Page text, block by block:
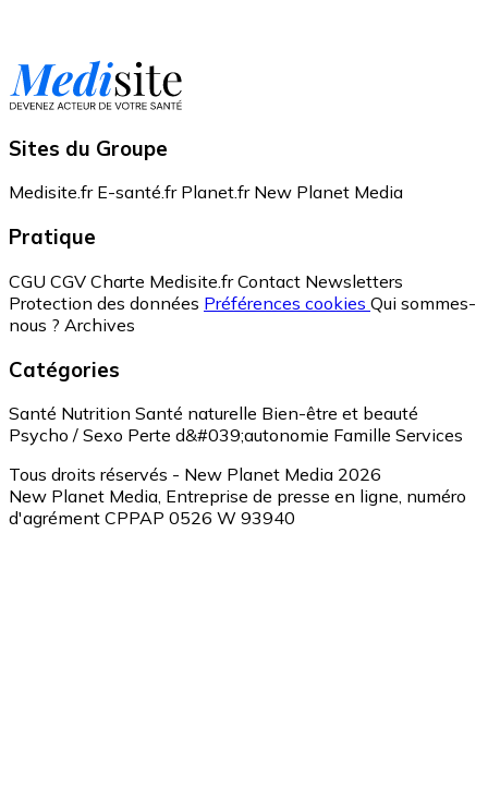
Sites du Groupe
Medisite.fr E-santé.fr Planet.fr New Planet Media
Pratique
CGU CGV Charte Medisite.fr Contact Newsletters
Protection des données Préférences cookies Qui sommes-
nous ? Archives
Catégories
Santé Nutrition Santé naturelle Bien-être et beauté
Psycho / Sexo Perte d&#039;autonomie Famille Services
Tous droits réservés - New Planet Media 2026
New Planet Media, Entreprise de presse en ligne, numéro
d'agrément CPPAP 0526 W 93940